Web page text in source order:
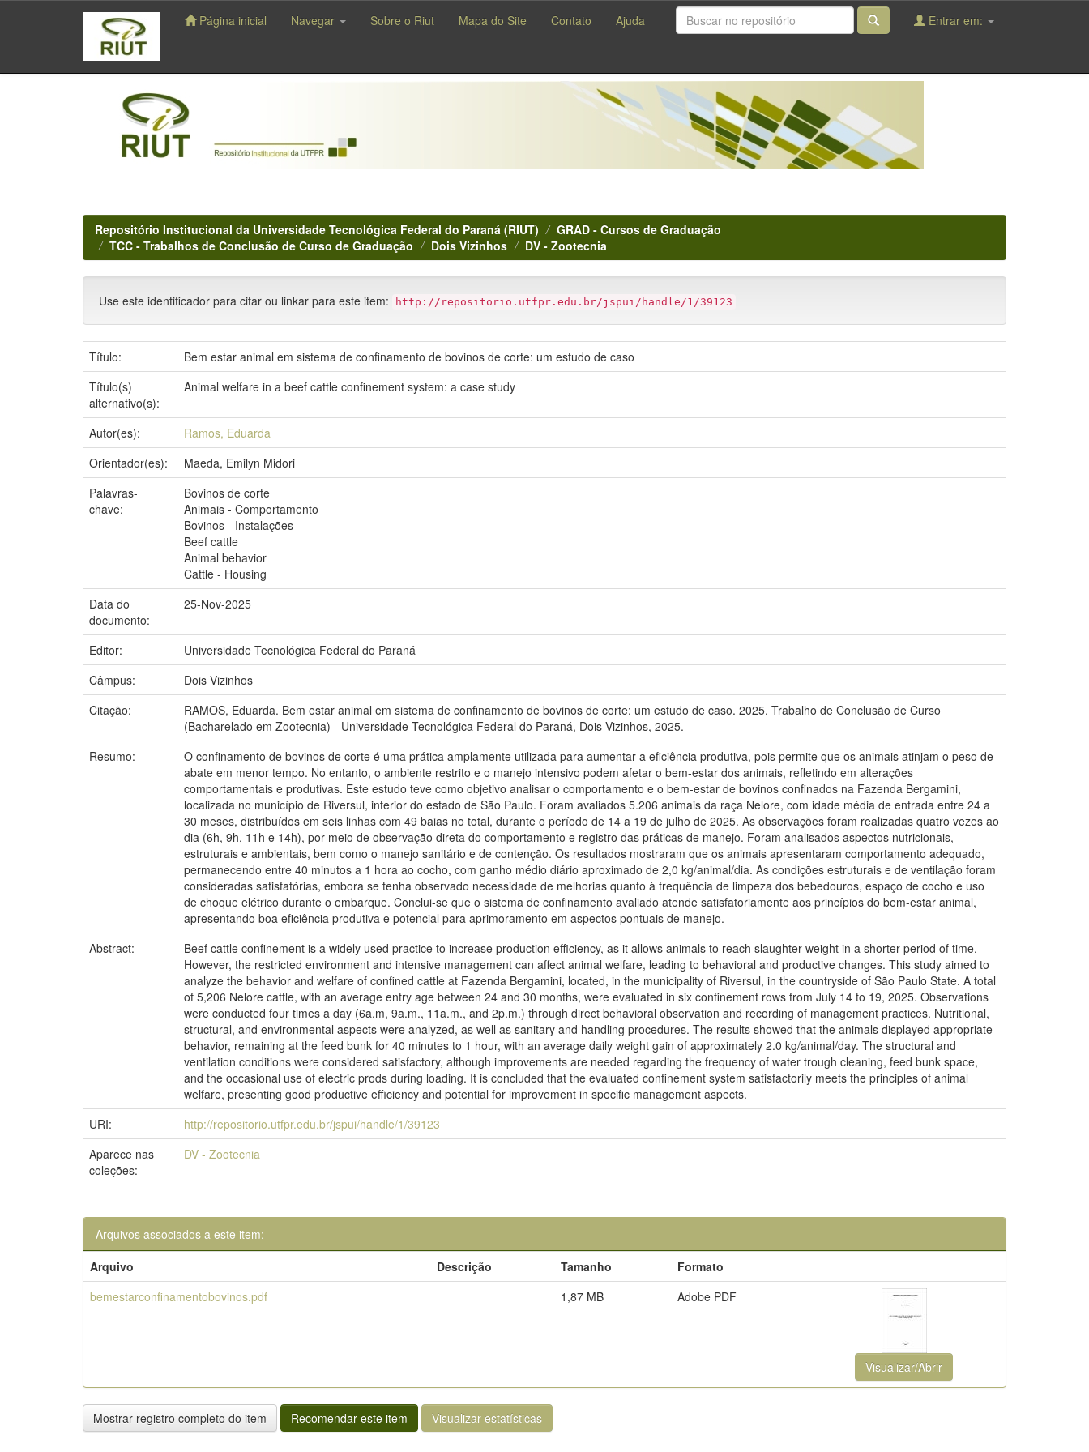
navigation
Página inicial Navegar Sobre o Riut Mapa do Site Contato Ajuda Entrar em:
Repositório Institucional da Universidade Tecnológica Federal do Paraná (RIUT)
GRAD - Cursos de Graduação
TCC - Trabalhos de Conclusão de Curso de Graduação
Dois Vizinhos DV - Zootecnia
Use este identificador para citar ou linkar para este item: http://repositorio.utfpr.edu.br/jspui/handle/1/39123
Título:
Bem estar animal em sistema de confinamento de bovinos de corte: um estudo de caso
Título(s)
alternativo(s):
Animal welfare in a beef cattle confinement system: a case study
Autor(es):
Ramos, Eduarda
Orientador(es):
Maeda, Emilyn Midori
Palavras-
chave:
Bovinos de corte
Animais - Comportamento
Bovinos - Instalações
Beef cattle
Animal behavior
Cattle - Housing
Data do
documento:
25-Nov-2025
Editor:
Universidade Tecnológica Federal do Paraná
Câmpus:
Dois Vizinhos
Citação:
RAMOS, Eduarda. Bem estar animal em sistema de confinamento de bovinos de corte: um estudo de caso. 2025. Trabalho de Conclusão de Curso
(Bacharelado em Zootecnia) - Universidade Tecnológica Federal do Paraná, Dois Vizinhos, 2025.
Resumo:
O confinamento de bovinos de corte é uma prática amplamente utilizada para aumentar a eficiência produtiva, pois permite que os animais atinjam o peso de
abate em menor tempo. No entanto, o ambiente restrito e o manejo intensivo podem afetar o bem-estar dos animais, refletindo em alterações
comportamentais e produtivas. Este estudo teve como objetivo analisar o comportamento e o bem-estar de bovinos confinados na Fazenda Bergamini,
localizada no município de Riversul, interior do estado de São Paulo. Foram avaliados 5.206 animais da raça Nelore, com idade média de entrada entre 24 a
30 meses, distribuídos em seis linhas com 49 baias no total, durante o período de 14 a 19 de julho de 2025. As observações foram realizadas quatro vezes ao
dia (6h, 9h, 11h e 14h), por meio de observação direta do comportamento e registro das práticas de manejo. Foram analisados aspectos nutricionais,
estruturais e ambientais, bem como o manejo sanitário e de contenção. Os resultados mostraram que os animais apresentaram comportamento adequado,
permanecendo entre 40 minutos a 1 hora ao cocho, com ganho médio diário aproximado de 2,0 kg/animal/dia. As condições estruturais e de ventilação foram
consideradas satisfatórias, embora se tenha observado necessidade de melhorias quanto à frequência de limpeza dos bebedouros, espaço de cocho e uso
de choque elétrico durante o embarque. Conclui-se que o sistema de confinamento avaliado atende satisfatoriamente aos princípios do bem-estar animal,
apresentando boa eficiência produtiva e potencial para aprimoramento em aspectos pontuais de manejo.
Abstract:
Beef cattle confinement is a widely used practice to increase production efficiency, as it allows animals to reach slaughter weight in a shorter period of time.
However, the restricted environment and intensive management can affect animal welfare, leading to behavioral and productive changes. This study aimed to
analyze the behavior and welfare of confined cattle at Fazenda Bergamini, located, in the municipality of Riversul, in the countryside of São Paulo State. A total
of 5,206 Nelore cattle, with an average entry age between 24 and 30 months, were evaluated in six confinement rows from July 14 to 19, 2025. Observations
were conducted four times a day (6a.m, 9a.m., 11a.m., and 2p.m.) through direct behavioral observation and recording of management practices. Nutritional,
structural, and environmental aspects were analyzed, as well as sanitary and handling procedures. The results showed that the animals displayed appropriate
behavior, remaining at the feed bunk for 40 minutes to 1 hour, with an average daily weight gain of approximately 2.0 kg/animal/day. The structural and
ventilation conditions were considered satisfactory, although improvements are needed regarding the frequency of water trough cleaning, feed bunk space,
and the occasional use of electric prods during loading. It is concluded that the evaluated confinement system satisfactorily meets the principles of animal
welfare, presenting good productive efficiency and potential for improvement in specific management aspects.
URI:
http://repositorio.utfpr.edu.br/jspui/handle/1/39123
Aparece nas
coleções:
DV - Zootecnia
Arquivos associados a este item:
Arquivo
Descrição Tamanho
Formato
bemestarconfinamentobovinos.pdf
1,87 MB Adobe PDF
Visualizar/Abrir
Mostrar registro completo do item Recomendar este item Visualizar estatísticas